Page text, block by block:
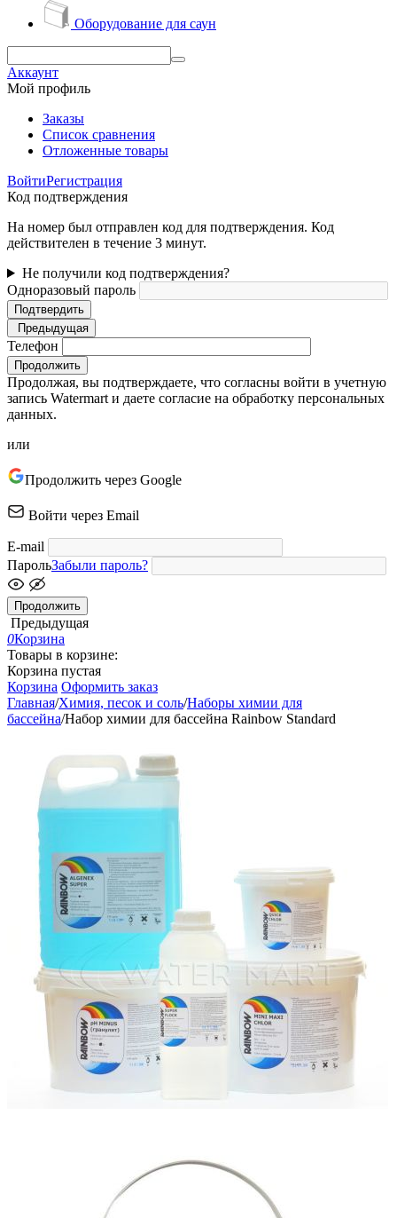
Оборудование для саун
Аккаунт
Мой профиль
Заказы
Список сравнения
Отложенные товары
ВойтиРегистрация
Код подтверждения
На номер был отправлен код для подтверждения. Код
действителен в течение 3 минут.
Не получили код подтверждения?
Одноразовый пароль
Подтвердить
Предыдущая
Телефон
Продолжить
Продолжая, вы подтверждаете, что согласны войти в учетную
запись Watermart и даете согласие на обработку персональных
данных.
или
Продолжить через Google
Войти через Email
E-mail
ПарольЗабыли пароль?
Продолжить
Предыдущая
0Корзина
Товары в корзине:
Корзина пустая
Корзина Оформить заказ
Главная/Химия, песок и соль/Наборы химии для
бассейна/Набор химии для бассейна Rainbow Standard